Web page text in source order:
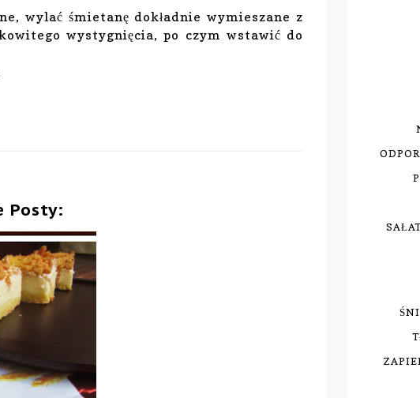
wylać śmietanę dokładnie wymieszane z
wystygnięcia, po czym wstawić do
Posty: